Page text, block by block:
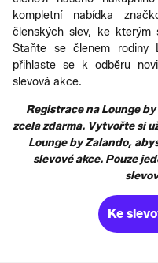
kompletní nabídka
členských slev, ke kterým
Staňte se členem rodiny
přihlaste se k odběru
slevová akce.
Registrace na Lounge
zcela zdarma. Vytvořte si
Lounge by Zalando,
slevové akce. Pouze
Ke